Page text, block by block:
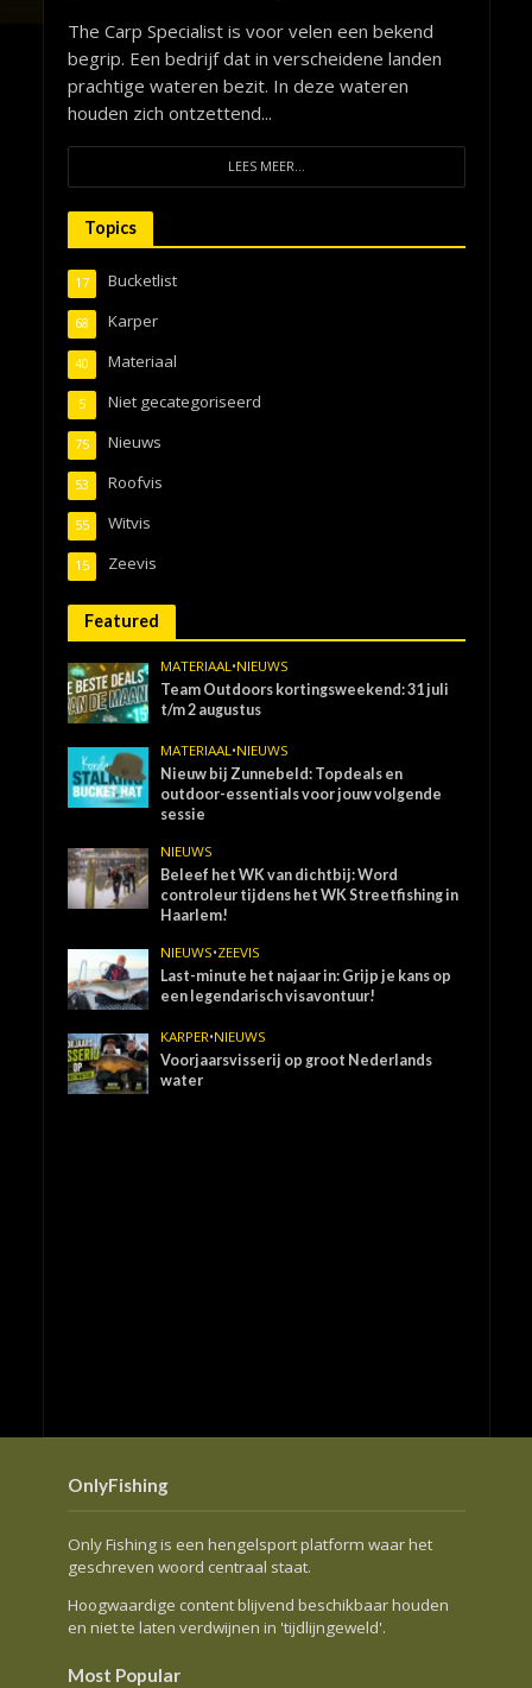
The Carp Specialist is voor velen een bekend
begrip. Een bedrijf dat in verscheidene landen
prachtige wateren bezit. In deze wateren
houden zich ontzettend...
LEES MEER...
Topics
Bucketlist
17
Karper
68
Materiaal
40
Niet gecategoriseerd
5
Nieuws
75
Roofvis
53
Witvis
55
Zeevis
15
Featured
MATERIAAL•NIEUWS
Team Outdoors kortingsweekend: 31 juli
t/m 2 augustus
MATERIAAL•NIEUWS
Nieuw bij Zunnebeld: Topdeals en
outdoor-essentials voor jouw volgende
sessie
NIEUWS
Beleef het WK van dichtbij: Word
controleur tijdens het WK Streetfishing in
Haarlem!
NIEUWS•ZEEVIS
Last-minute het najaar in: Grijp je kans op
een legendarisch visavontuur!
KARPER•NIEUWS
Voorjaarsvisserij op groot Nederlands
water
OnlyFishing
Only Fishing is een hengelsport platform waar het
geschreven woord centraal staat.
Hoogwaardige content blijvend beschikbaar houden
en niet te laten verdwijnen in 'tijdlijngeweld'.
Most Popular